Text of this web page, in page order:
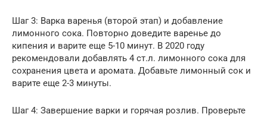
Шаг 3: Варка варенья (второй этап) и добавление
лимонного сока. Повторно доведите варенье до
кипения и варите еще 5-10 минут. В 2020 году
рекомендовали добавлять 4 ст.л. лимонного сока для
сохранения цвета и аромата. Добавьте лимонный сок и
варите еще 2-3 минуты.
Шаг 4: Завершение варки и горячая розлив. Проверьте